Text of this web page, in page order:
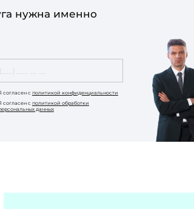
нужна именно
согласен с политикой конфиденциальности
согласен с политикой обработки
данных